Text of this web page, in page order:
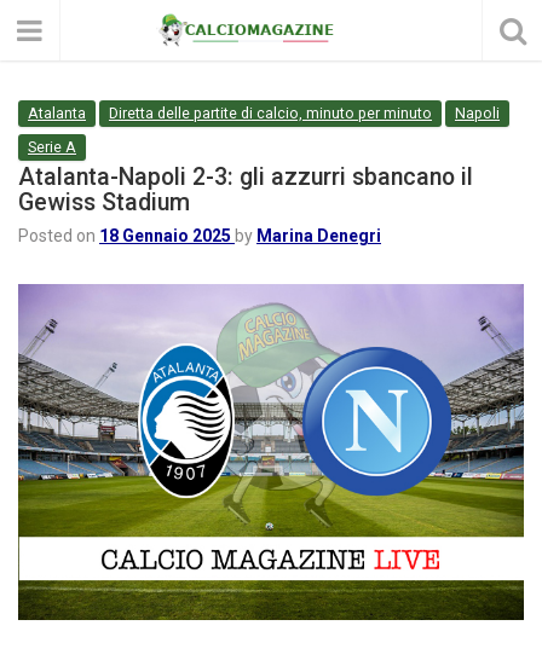
Atalanta Diretta delle partite di calcio, minuto per minuto
Napoli
Serie A
Atalanta-Napoli 2-3: gli azzurri sbancano il
Gewiss Stadium
Posted on 18 Gennaio 2025 by Marina Denegri